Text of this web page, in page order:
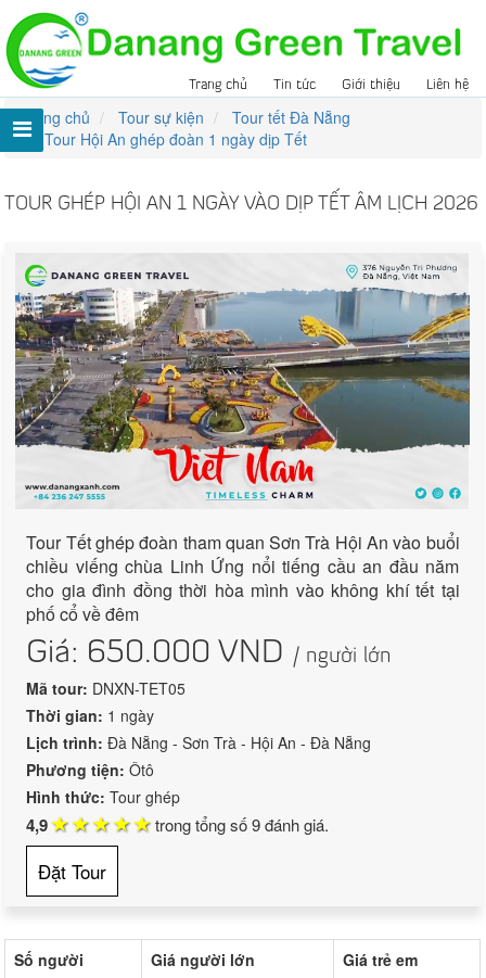
Trang chủ Tin tức Giới thiệu Liên hệ
Trang chủ Tour sự kiện
Tour tết Đà Nẵng
Tour Hội An ghép đoàn 1 ngày dịp Tết
TOUR GHÉP HỘI AN 1 NGÀY VÀO DỊP TẾT ÂM LỊCH 2026
Tour Tết ghép đoàn tham quan Sơn Trà Hội An vào buổi
chiều viếng chùa Linh Ứng nổi tiếng cầu an đầu năm
cho gia đình đồng thời hòa mình vào không khí tết tại
phố cổ về đêm
Giá: 650.000 VND / người lớn
Mã tour: DNXN-TET05
Thời gian: 1 ngày
Lịch trình:Đà Nẵng - Sơn Trà - Hội An - Đà Nẵng
Phương tiện:Ôtô
Hình thức:Tour ghép
4,9 trong tổng số9đánh giá.
Đặt Tour
Số người Giá người lớn
Giá trẻ em